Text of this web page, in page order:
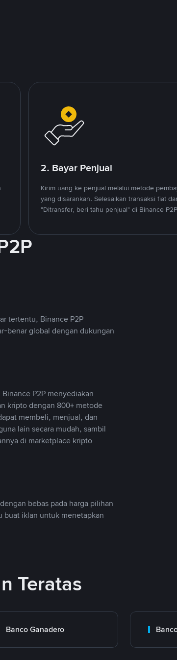
2. Bayar Penjual
Kirim uang ke penjual melalui metode
yang disarankan. Selesaikan transaksi fiat
"Ditransfer, beri tahu penjual" di Binance
tertentu, Binance P2P
benar global dengan dukungan
P2P menyediakan
kripto dengan 800+ metode
membeli, menjual, dan
lain secara mudah, sambil
di marketplace kripto
bebas pada harga pilihan
buat iklan untuk menetapkan
Teratas
Banco Ganadero